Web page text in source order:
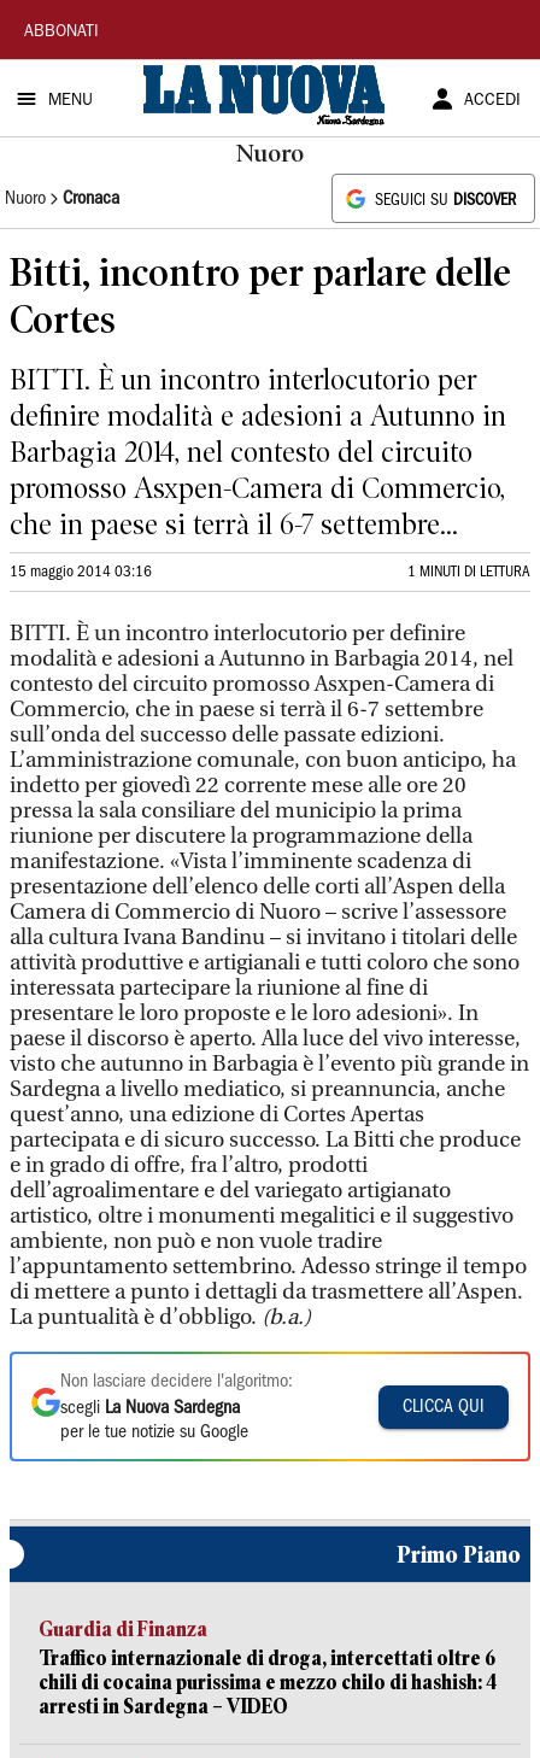
La
Nuova
Sardegna
ABBONATI
MENU ACCEDI
Nuoro
Nuoro Cronaca SEGUICI SU DISCOVER
Bitti, incontro per parlare delle
Cortes
BITTI. È un incontro interlocutorio per
definire modalità e adesioni a Autunno in
Barbagia 2014, nel contesto del circuito
promosso Asxpen-Camera di Commercio,
che in paese si terrà il 6-7 settembre...
15 maggio 2014 03:16 1 MINUTI DI LETTURA
BITTI. È un incontro interlocutorio per definire
modalità e adesioni a Autunno in Barbagia 2014, nel
contesto del circuito promosso Asxpen-Camera di
Commercio, che in paese si terrà il 6-7 settembre
sull’onda del successo delle passate edizioni.
L’amministrazione comunale, con buon anticipo, ha
indetto per giovedì 22 corrente mese alle ore 20
pressa la sala consiliare del municipio la prima
riunione per discutere la programmazione della
manifestazione. «Vista l’imminente scadenza di
presentazione dell’elenco delle corti all’Aspen della
Camera di Commercio di Nuoro – scrive l’assessore
alla cultura Ivana Bandinu – si invitano i titolari delle
attività produttive e artigianali e tutti coloro che sono
interessata partecipare la riunione al fine di
presentare le loro proposte e le loro adesioni». In
paese il discorso è aperto. Alla luce del vivo interesse,
visto che autunno in Barbagia è l’evento più grande in
Sardegna a livello mediatico, si preannuncia, anche
quest’anno, una edizione di Cortes Apertas
partecipata e di sicuro successo. La Bitti che produce
e in grado di offre, fra l’altro, prodotti
dell’agroalimentare e del variegato artigianato
artistico, oltre i monumenti megalitici e il suggestivo
ambiente, non può e non vuole tradire
l’appuntamento settembrino. Adesso stringe il tempo
di mettere a punto i dettagli da trasmettere all’Aspen.
La puntualità è d’obbligo. (b.a.)
Non lasciare decidere l'algoritmo:
scegli La Nuova Sardegna
per le tue notizie su Google
CLICCA QUI
Primo Piano
Guardia di Finanza
Traffico internazionale di droga, intercettati oltre 6
chili di cocaina purissima e mezzo chilo di hashish: 4
arresti in Sardegna – VIDEO